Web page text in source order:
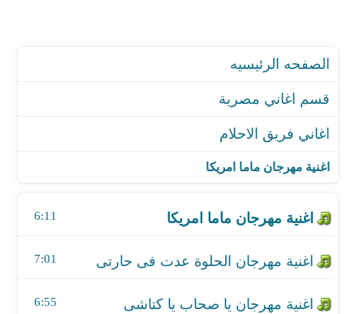
اغنية مهرجان ماما امريكا
اغنية مهرجان ماما امريكا
6:11
اغنية مهرجان الحلوة عدت فى حارتى
7:01
اغنية مهرجان يا صحاب يا كتاشى
6:55